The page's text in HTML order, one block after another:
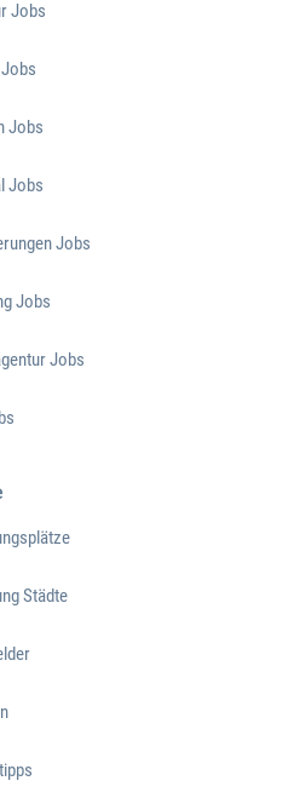
Jobs
Jobs
Jobs
Jobs
Jobs
Jobs
Städte